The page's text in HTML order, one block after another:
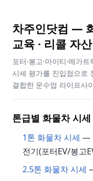
차주인닷컴 —
교육 · 리콜 자
포터·봉고·마이티·메가
시세 평가를 진입점으로
결합한 운수업 라이프사
톤급별 화물차 시
1톤 화물차 시세 —
전기(포터EV/봉고
2.5톤 화물차 시세